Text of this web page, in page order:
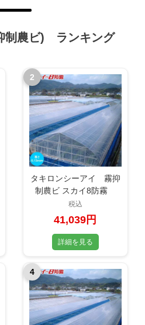
制農ビ) ランキング
2
タキロンシーアイ 霧抑
制農ビ スカイ8防霧
2.5×14間
0.13mm×540cm×29m
税込
41,039円
詳細を見る
4